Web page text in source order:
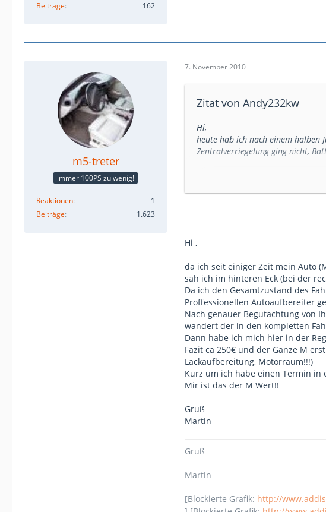
Beiträge 162
m5-treter
immer 100PS zu wenig!
Reaktionen
1
Beiträge
1.623
7. November 2010
Zitat von Andy232kw
Hi,
heute hab ich nach einem halben
Zentralverriegelung ging nicht,
Könnte heulen!
Was nun??? Denn scheiß
Gruß Andy
Hi ,
da ich seit einiger Zeit mein Auto
sah ich im hinteren Eck (bei der
Da ich den Gesamtzustand des
Proffessionellen Autoaufbereiter
Nach genauer Begutachtung von
wandert der in den kompletten
Dann habe ich mich hier in der
Fazit ca 250€ und der Ganze M
Lackaufbereitung, Motorraum!!!)
Kurz um ich habe einen Termin in
Mir ist das der M Wert!!
Gruß
Martin
Gruß
Martin
[Blockierte Grafik: http://